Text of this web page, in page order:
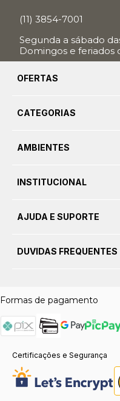
(11) 3854-7001
Segunda a sábado
Domingos e feriados
OFERTAS
CATEGORIAS
AMBIENTES
INSTITUCIONAL
AJUDA E SUPORTE
DUVIDAS FREQUENTES
Formas de pagamento
Certificações e Segurança